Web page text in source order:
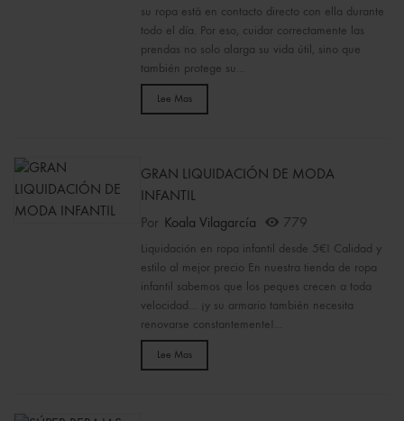
su ropa está en contacto directo con ella durante
todo el día. Por eso, cuidar correctamente las
prendas no solo alarga su vida útil, sino que
también protege su...
Lee Mas
GRAN LIQUIDACIÓN DE MODA
INFANTIL
Por
Koala Vilagarcía 779
Liquidación en ropa infantil desde 5€! Calidad y
estilo al mejor precio En nuestra tienda de ropa
infantil sabemos que los peques crecen a toda
velocidad… ¡y su armario también necesita
renovarse constantemente!...
Lee Mas